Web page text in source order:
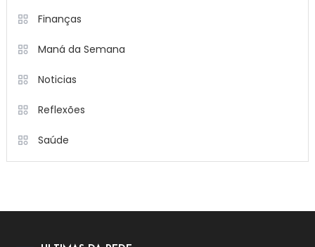
Finanças
Maná da Semana
Noticias
Reflexões
Saúde